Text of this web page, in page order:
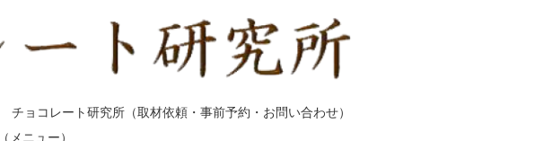
チョコレート研究所（取材依頼・事前予約・お問い合わせ）
メニュー）